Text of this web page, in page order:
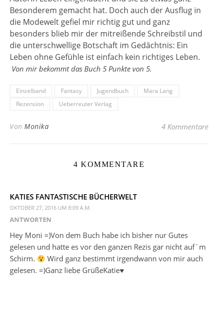
Besonderem gemacht hat. Doch auch der Ausflug in
die Modewelt gefiel mir richtig gut und ganz
besonders blieb mir der mitreißende Schreibstil und
die unterschwellige Botschaft im Gedächtnis: Ein
Leben ohne Gefühle ist einfach kein richtiges Leben.
Von mir bekommt das Buch 5 Punkte von 5.
Einzelband Fantasy Jugendbuch
Mara Lang
Rezension
Ueberreuter Verlag
Von Monika 4 Kommentare
4 KOMMENTARE
KATIES FANTASTISCHE BÜCHERWELT
OKTOBER 27, 2016 UM 8:09 A.M.
ANTWORTEN
Hey Moni =)Von dem Buch habe ich bisher nur Gutes
gelesen und hatte es vor den ganzen Rezis gar nicht auf´m
Schirm.
Wird ganz bestimmt irgendwann von mir auch
gelesen. =)Ganz liebe GrüßeKatie♥